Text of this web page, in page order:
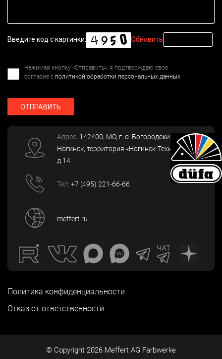
Введите код с картинки: Обновить
Нажимая кнопку «Отправить», я подтверждаю свое
согласие с политикой обработки персональных данных
ОТПРАВИТЬ
Адрес: 142400, МО, г. о. Богородский, г.
Ногинск, территория «Ногинск-Технопарк»,
д.14
Тел: +7 (495) 221-66-66
meffert.ru
Политика конфиденциальности
Отказ от ответственности
© Copyright 2026 Meffert AG Farbwerke